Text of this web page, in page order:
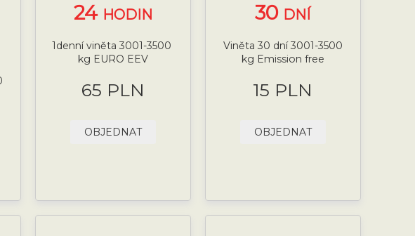
24 HODIN
1denní viněta 3001-3500
kg EURO EEV
65 PLN
OBJEDNAT
30 DNÍ
Viněta 30 dní 3001-3500
kg Emission free
15 PLN
OBJEDNAT